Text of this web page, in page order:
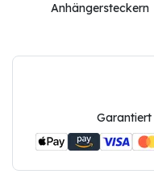
Anhängersteckern
Garantiert